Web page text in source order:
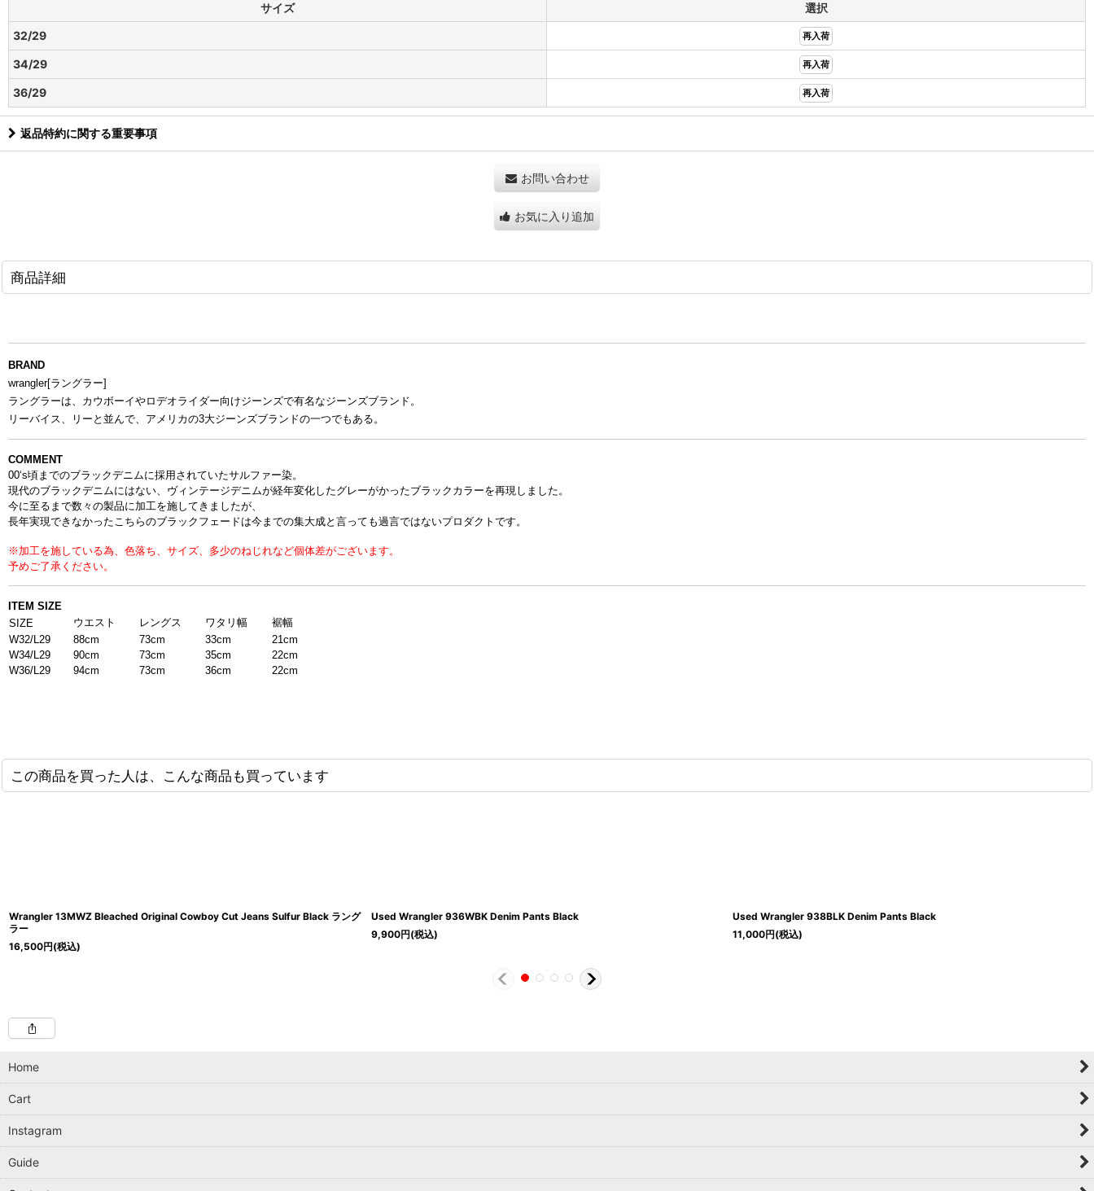
サイズ
選択
32/29
再入荷
34/29 再入荷
36/29 再入荷
返品特約に関する重要事項
お問い合わせ
お気に入り追加
商品詳細
BRAND
wrangler[ラングラー]
ラングラーは、カウボーイやロデオライダー向けジーンズで有名なジーンズブランド。
リーバイス、リーと並んで、アメリカの3大ジーンズブランドの一つでもある。
COMMENT
00‘s頃までのブラックデニムに採用されていたサルファー染。
現代のブラックデニムにはない、ヴィンテージデニムが経年変化したグレーがかったブラックカラーを再現しました。
今に至るまで数々の製品に加工を施してきましたが、
長年実現できなかったこちらのブラックフェードは今までの集大成と言っても過言ではないプロダクトです。
※加工を施している為、色落ち、サイズ、多少のねじれなど個体差がございます。
予めご了承ください。
ITEM SIZE
SIZE
ウエスト レングス ワタリ幅
裾幅
W32/L29
88cm 73cm 33cm
21cm
W34/L29
90cm 73cm 35cm
22cm
W36/L29
94cm 73cm 36cm 22cm
この商品を買った人は、こんな商品も買っています
Wrangler 13MWZ Bleached Original Cowboy Cut Jeans Sulfur Black ラング
ラー
16,500円(税込)
Used Wrangler 936WBK Denim Pants Black
9,900円(税込)
Used Wrangler 938BLK Denim Pants Black
11,000円(税込)
Home
Cart
Instagram
Guide